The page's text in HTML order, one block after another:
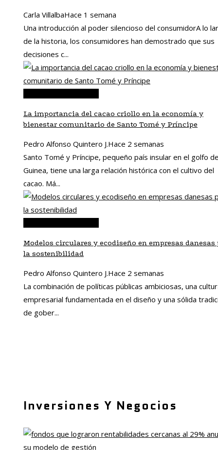
Carla VillalbaHace 1 semana
Una introducción al poder silencioso del consumidorA lo
de la historia, los consumidores han demostrado que sus
decisiones c...
La importancia del cacao criollo en la economía y
bienestar comunitario de Santo Tomé y Príncipe
Pedro Alfonso Quintero J.Hace 2 semanas
Santo Tomé y Príncipe, pequeño país insular en el golfo
Guinea, tiene una larga relación histórica con el cultivo del
cacao. Má...
Modelos circulares y ecodiseño en empresas danesas
la sostenibilidad
Pedro Alfonso Quintero J.Hace 2 semanas
La combinación de políticas públicas ambiciosas, una
empresarial fundamentada en el diseño y una sólida
de gober...
Inversiones Y Negocios